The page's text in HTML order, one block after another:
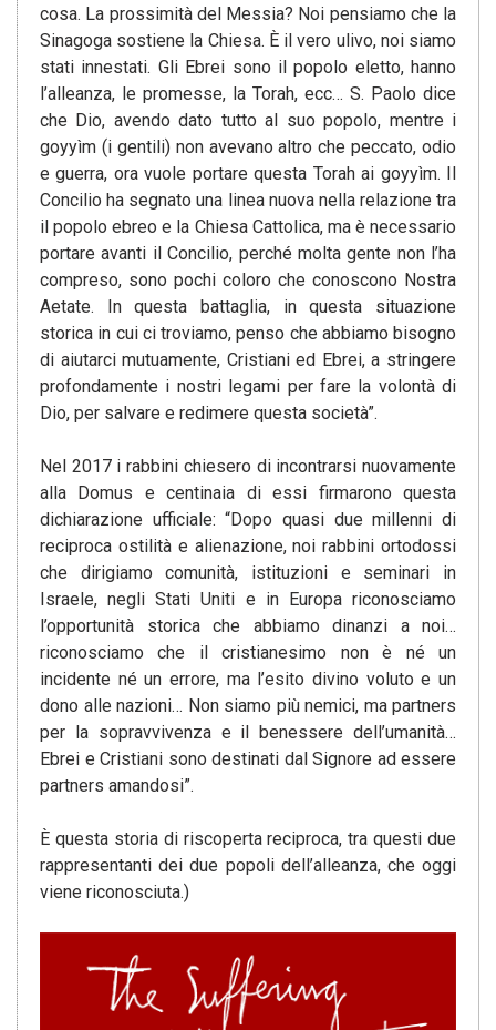
cosa. La prossimità del Messia? Noi pensiamo che la
Sinagoga sostiene la Chiesa. È il vero ulivo, noi siamo
stati innestati. Gli Ebrei sono il popolo eletto, hanno
l’alleanza, le promesse, la Torah, ecc… S. Paolo dice
che Dio, avendo dato tutto al suo popolo, mentre i
goyyìm (i gentili) non avevano altro che peccato, odio
e guerra, ora vuole portare questa Torah ai goyyìm. Il
Concilio ha segnato una linea nuova nella relazione tra
il popolo ebreo e la Chiesa Cattolica, ma è necessario
portare avanti il Concilio, perché molta gente non l’ha
compreso, sono pochi coloro che conoscono Nostra
Aetate. In questa battaglia, in questa situazione
storica in cui ci troviamo, penso che abbiamo bisogno
di aiutarci mutuamente, Cristiani ed Ebrei, a stringere
profondamente i nostri legami per fare la volontà di
Dio, per salvare e redimere questa società”.
Nel 2017 i rabbini chiesero di incontrarsi nuovamente
alla Domus e centinaia di essi firmarono questa
dichiarazione ufficiale: “Dopo quasi due millenni di
reciproca ostilità e alienazione, noi rabbini ortodossi
che dirigiamo comunità, istituzioni e seminari in
Israele, negli Stati Uniti e in Europa riconosciamo
l’opportunità storica che abbiamo dinanzi a noi…
riconosciamo che il cristianesimo non è né un
incidente né un errore, ma l’esito divino voluto e un
dono alle nazioni… Non siamo più nemici, ma partners
per la sopravvivenza e il benessere dell’umanità…
Ebrei e Cristiani sono destinati dal Signore ad essere
partners amandosi”.
È questa storia di riscoperta reciproca, tra questi due
rappresentanti dei due popoli dell’alleanza, che oggi
viene riconosciuta.)